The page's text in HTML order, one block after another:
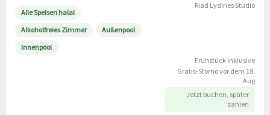
Alle Speisen halal
Alkoholfreies Zimmer
Außenpool
Innenpool
Riad Lydines Studio
Frühstück inklusive
Gratis-Storno vor dem 18.
Aug
Jetzt buchen, später
zahlen